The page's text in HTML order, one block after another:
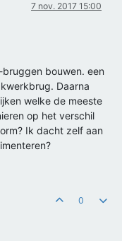
7 nov. 2017 15:00
bouwen. een
Daarna
welke de meeste
op het verschil
Ik dacht zelf aan
0